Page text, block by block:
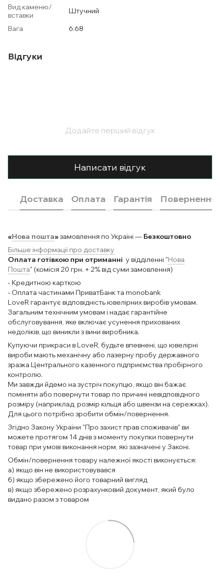
Вид каменю/
вставки
Штучний
Вага
6.68
Відгуки
Додайте перший відгук
Написати відгук
Доставка Оплата Гарантія Повернення
«Нова пошта»замовлення по Україні — Безкоштовно
Більше інформації про доставку
Оплата готівкою при отриманні у відділенні "Нова
Пошта" (комісія 20 грн. + 2% від суми замовлення)
- Кредитною карткою
- Оплата частинами ПриватБанк та monobank
LoveR гарантує відповідність ювелірних виробів умовам.
Загальним технічним умовам і надає гарантійне
обслуговування, яке включає усунення прихованих
недоліків, що виникли з вини виробника.
Купуючи прикраси в LoveR, будьте впевнені, що ювелірні
вироби мають механічну або лазерну пробу державного
зразка Центрального казенного підприємства пробірного
контролю.
Ми завжди йдемо на зустріч покупцю, якщо він бажає
поміняти або повернути товар по причині невідповідного
розміру (наприклад, розмір кільця або швензи на сережках).
Для цього потрібно зробити обмін/повернення.
Згідно Закону України "Про захист прав споживачів" ви
можете протягом 14 днів з моменту покупки повернути
товар при умові виконання норм, які зазначені у Законі.
Обмін/повернення товару належної якості виконується:
а) якщо він не використовувався
б) якщо збережено його товарний вигляд
в) якщо збережено розрахунковий документ, який було
видано разом з товаром